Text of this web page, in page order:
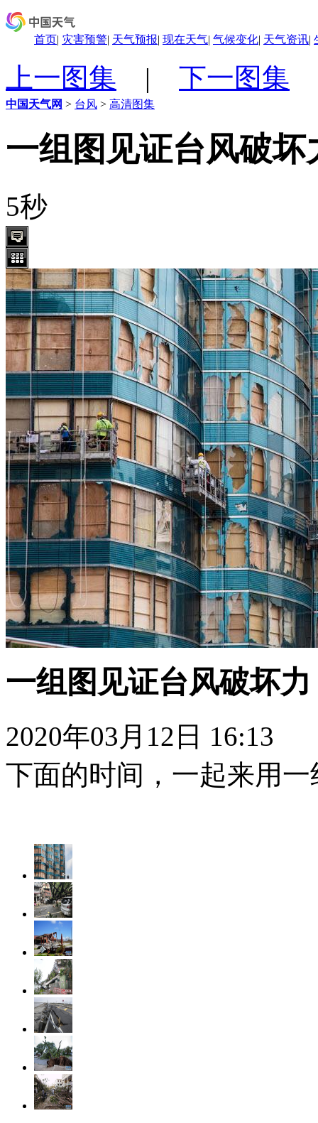
首页| 灾害预警| 天气预报| 现在天气| 气候变化| 天气资讯|
上一图集 | 下一图集
中国天气网 > 台风 > 高清图集
一组图见证台风破坏
5秒
一组图见证台风破坏力
2020年03月12日 16:13
下面的时间，一起来用